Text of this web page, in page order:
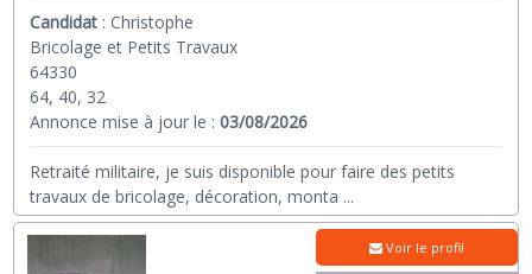
Candidat : Christophe
Bricolage et Petits Travaux
64330
64, 40, 32
Annonce mise à jour le :03/08/2026
Retraité militaire, je suis disponible pour faire des petits
travaux de bricolage, décoration, monta ...
Voir le profil